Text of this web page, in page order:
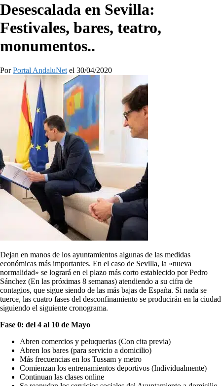
Desescalada en Sevilla:
Festivales, bares, teatro,
monumentos..
PorPortal AndaluNet el 30/04/2020
Dejan en manos de los ayuntamientos algunas de las medidas
económicas más importantes. En el caso de Sevilla, la «nueva
normalidad» se logrará en el plazo más corto establecido por Pedro
Sánchez (En las próximas 8 semanas) atendiendo a su cifra de
contagios, que sigue siendo de las más bajas de España. Si nada se
tuerce, las cuatro fases del desconfinamiento se producirán en la ciudad
siguiendo el siguiente cronograma.
Fase 0: del 4 al 10 de Mayo
Abren comercios y peluquerias (Con cita previa)
Abren los bares (para servicio a domicilio)
Más frecuencias en los Tussam y metro
Comienzan los entrenamientos deportivos (Individualmente)
Continuan las clases online